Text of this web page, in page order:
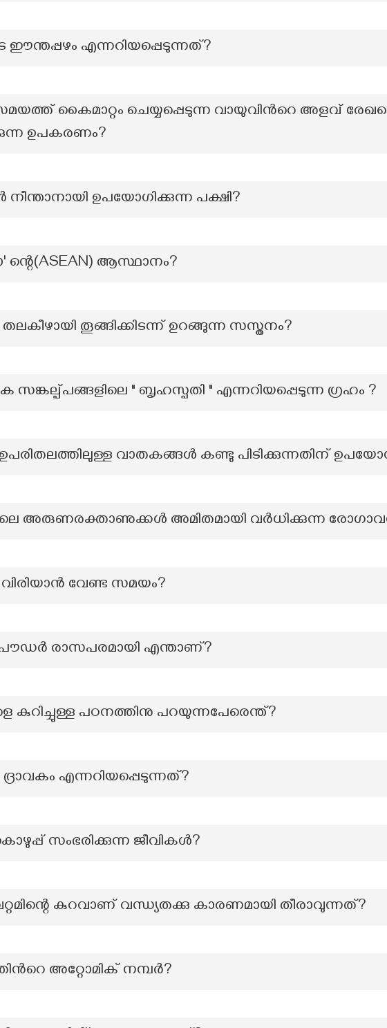
ഈന്തപ്പഴം എന്നറിയപ്പെടുന്നത്?
കൈമാറ്റം ചെയ്യപ്പെടുന്ന വായുവിന്‍റെ അളവ്
ഉപകരണം?
ഉപയോഗിക്കുന്ന പക്ഷി?
ആസ്ഥാനം?
തൂങ്ങിക്കിടന്ന് ഉറങ്ങുന്ന സസ്തനം?
സങ്കല്പ്പങ്ങളിലെ " ബൃഹസ്പതി " എന്നറിയപ്പെടുന്ന ഗ്രഹം ?
വാതകങ്ങൾ കണ്ടു പിടിക്കുന്നതിന്
അരുണരക്താണുക്കൾ അമിതമായി വർധിക്കുന്ന
വിരിയാൻ വേണ്ട സമയം?
പൗഡർ രാസപരമായി എന്താണ്?
കുറിച്ചുള്ള പഠനത്തിനു പറയുന്നപേരെന്ത്?
എന്നറിയപ്പെടുന്നത്?
സംഭരിക്കുന്ന ജീവികൾ?
കുറവാണ് വന്ധ്യതക്കു കാരണമായി തീരാവുന്നത്?
അറ്റോമിക് നമ്പർ?